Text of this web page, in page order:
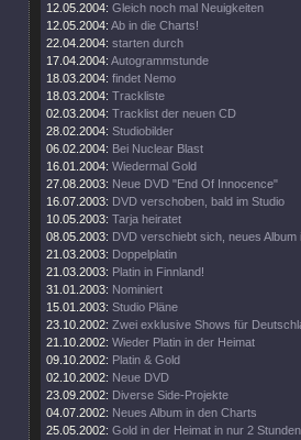
12.05.2004: Gleich noch mal Neuigkeiten
12.05.2004: Ab in die Charts!
22.04.2004: starten durch
17.04.2004: Autogrammstunde
18.03.2004: findet Nemo
18.03.2004: Trackliste
02.03.2004: Tracklist der neuen CD
28.02.2004: Studiobilder
06.02.2004: Bei Nuclear Blast
16.01.2004: Wiedermal Gold
27.08.2003: Neue DVD "End Of Innocence"
16.07.2003: DVD verschoben, bald im Studio
10.05.2003: Tarja heiratet
08.05.2003: DVD verschiebt sich, neues Album
21.03.2003: Doppelplatin
21.03.2003: Platin in Finnland!
31.01.2003: Nominiert
15.01.2003: Studio Pläne
23.10.2002: Zwei exklusive Shows für
21.10.2002: Wieder Platin in der Heimat
09.10.2002: Platin & Gold
02.10.2002: Neue DVD
23.09.2002: Diverse Side-Projekte
04.07.2002: Neues Album in den Charts
25.05.2002: Gold in der Heimat in nur 2 Stunden